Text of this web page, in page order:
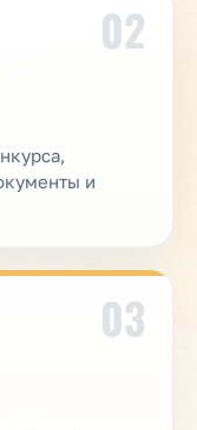
02
и
03